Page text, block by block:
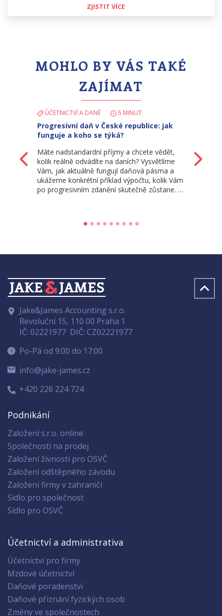
ZJISTIT VÍCE
MOHLO BY VÁS TAKÉ
ZAJÍMAT
Zpět
ÚČETNICTVÍ A DANĚ 5 MINUT
Progresivní daň v České republice: jak
funguje a koho se týká?
Máte nadstandardní příjmy a chcete vědět,
kolik reálně odvádíte na daních? Vysvětlíme
Vám, jak aktuálně fungují daňová pásma a
ukážeme konkrétní příklad výpočtu, kolik Vám
po progresivním zdanění skutečně zůstane. …
Jake&James Accounting s.r.o.
Revoluční 15, 110 00 Praha 1
IČ: 02221977 DIČ: CZ02221977
Po-Pá od 9:00 do 17:00
info@jake-james.cz
+420 226 224 724
Podnikání
Založení s.r.o. online
Společnosti na prodej
Založení živnosti pro OSVČ
Založení odštěpného závodu
Založení firmy v zahraničí
Sídlo pro společnost
Sídlo pro OSVČ
Účetnictví a administrativa
Účetnictví pro firmy
Mzdové účetnictví
Daňové poradenství
Daňové přiznání fyzických osob
Změny ve společnostech